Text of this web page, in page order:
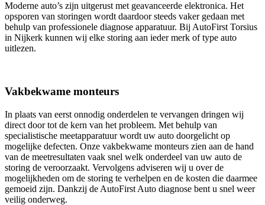
Moderne auto’s zijn uitgerust met geavanceerde elektronica. Het
opsporen van storingen wordt daardoor steeds vaker gedaan met
behulp van professionele diagnose apparatuur. Bij AutoFirst Torsius
in Nijkerk kunnen wij elke storing aan ieder merk of type auto
uitlezen.
Vakbekwame monteurs
In plaats van eerst onnodig onderdelen te vervangen dringen wij
direct door tot de kern van het probleem. Met behulp van
specialistische meetapparatuur wordt uw auto doorgelicht op
mogelijke defecten. Onze vakbekwame monteurs zien aan de hand
van de meetresultaten vaak snel welk onderdeel van uw auto de
storing de veroorzaakt. Vervolgens adviseren wij u over de
mogelijkheden om de storing te verhelpen en de kosten die daarmee
gemoeid zijn. Dankzij de AutoFirst Auto diagnose bent u snel weer
veilig onderweg.